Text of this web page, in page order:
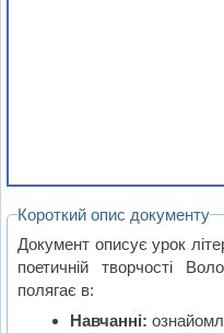
Короткий опис документу
Документ описує урок
поетичній творчості
полягає в:
Навчанні: